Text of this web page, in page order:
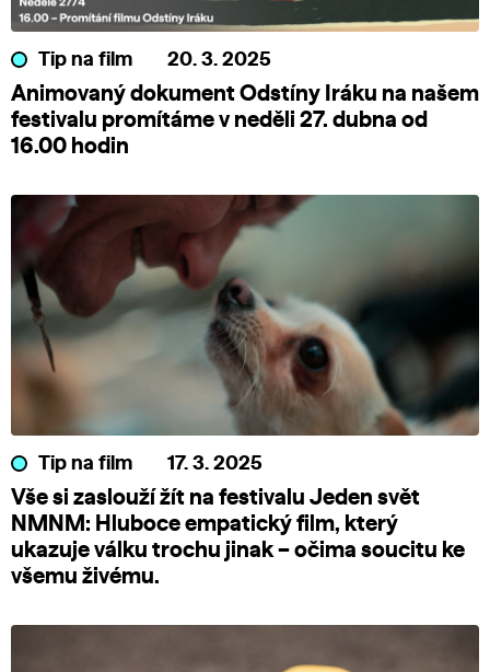
Tip na film 20. 3. 2025
Animovaný dokument Odstíny Iráku na našem
festivalu promítáme v neděli 27. dubna od
16.00 hodin
Tip na film 17. 3. 2025
Vše si zaslouží žít na festivalu Jeden svět
NMNM: Hluboce empatický film, který
ukazuje válku trochu jinak – očima soucitu ke
všemu živému.